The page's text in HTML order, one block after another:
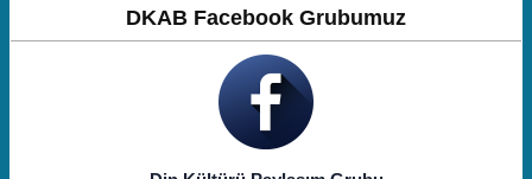
DKAB Facebook Grubumuz